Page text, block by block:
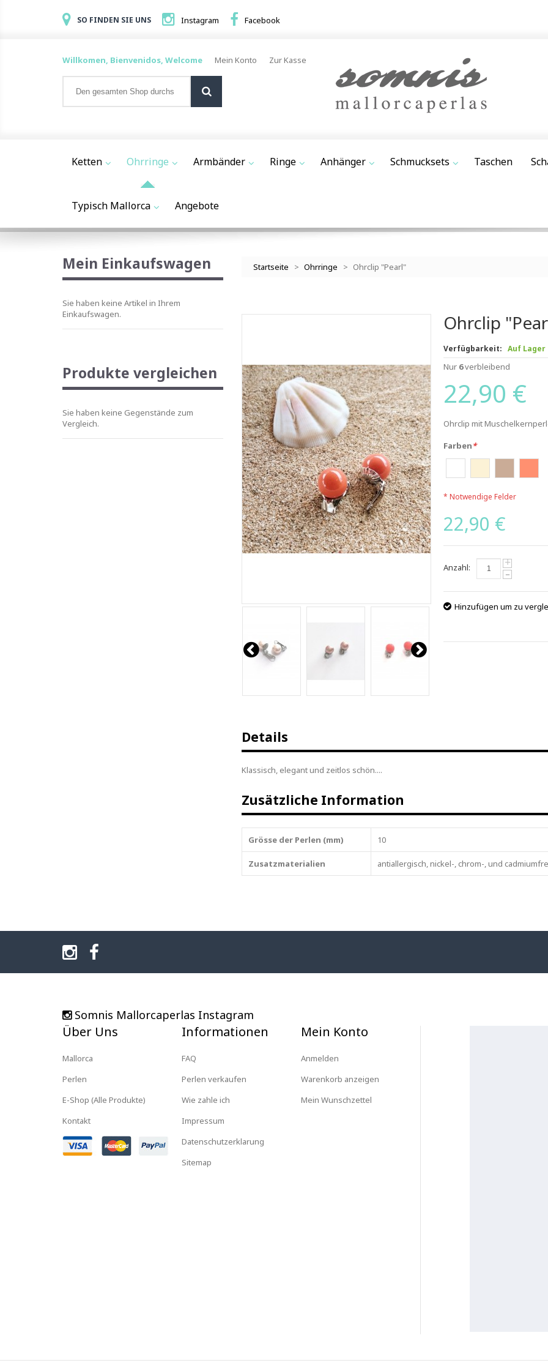
SO FINDEN SIE UNS Instagram Facebook
Mein Konto Zur Kasse
Willkomen, Bienvenidos, Welcome
Ketten Ohrringe Armbänder Ringe Anhänger Schmucksets Taschen
Typisch Mallorca Angebote
Startseite > Ohrringe > Ohrclip "Pearl"
Ohrclip
Verfügbarkeit: Auf Lager
Nur 6verbleibend
22,90 €
Ohrclip mit
*
Farben
* Notwendige Felder
22,90 €
Anzahl: +
-
Hinzufügen um zu
Details
Klassisch, elegant und zeitlos schön....
Zusätzliche Information
Grösse der Perlen (mm) 10
Zusatzmaterialien antiallergisch, nickel-, chrom-, und
Mein Einkaufswagen
Sie haben keine Artikel in Ihrem
Einkaufswagen.
Produkte vergleichen
Sie haben keine Gegenstände zum
Vergleich.
Somnis Mallorcaperlas Instagram
Über Uns
Mallorca
Perlen
E-Shop (Alle Produkte)
Kontakt
Informationen
FAQ
Perlen verkaufen
Wie zahle ich
Impressum
Datenschutzerklarung
Sitemap
Mein Konto
Anmelden
Warenkorb anzeigen
Mein Wunschzettel